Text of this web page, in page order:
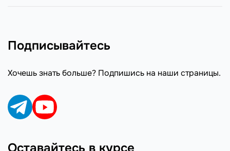
Подписывайтесь
Хочешь знать больше? Подпишись на наши страницы.
Оставайтесь в курсе